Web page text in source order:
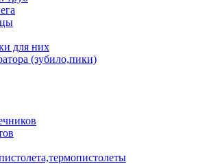
для них
(зубило,пики)